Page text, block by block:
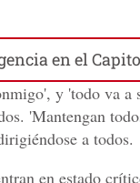
en el
y 'todo va
'Mantengan
a todos.
en estado